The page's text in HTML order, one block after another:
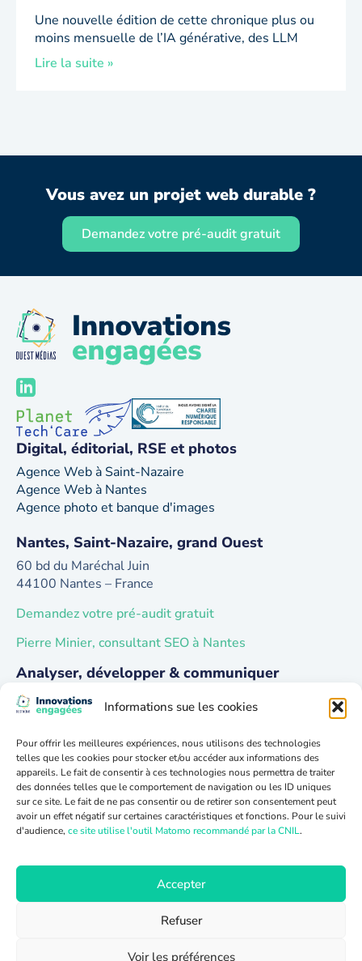
Informations sue les cookies
Pour offrir les meilleures expériences, nous utilisons des technologies
telles que les cookies pour stocker et/ou accéder aux informations des
appareils. Le fait de consentir à ces technologies nous permettra de traiter
des données telles que le comportement de navigation ou les ID uniques
sur ce site. Le fait de ne pas consentir ou de retirer son consentement peut
avoir un effet négatif sur certaines caractéristiques et fonctions. Pour le suivi
d'audience, ce site utilise l'outil Matomo recommandé par la CNIL.
Accepter
Refuser
Voir les préférences
Une nouvelle édition de cette chronique plus ou
moins mensuelle de l’IA générative, des LLM
Lire la suite »
Vous avez un projet web durable ?
Demandez votre pré-audit gratuit
Digital, éditorial, RSE et photos
Agence Web à Saint-Nazaire
Agence Web à Nantes
Agence photo et banque d'images
Nantes, Saint-Nazaire, grand Ouest
60 bd du Maréchal Juin
44100 Nantes – France
Demandez votre pré-audit gratuit
Pierre Minier, consultant SEO à Nantes
Analyser, développer & communiquer
Approche
Accompagnement
A propos
Cas clients
Numérique responsable
Qui sommes-nous ?